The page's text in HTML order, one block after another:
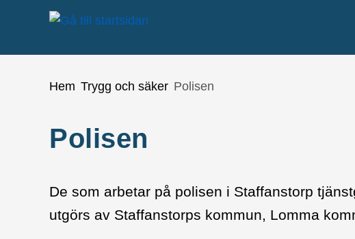
Gå till innehåll
till sidomeny
Du är här:
Hem Trygg och säker Polisen
Polisen
De som arbetar på polisen i Staffanstorp
utgörs av Staffanstorps kommun, Lomma